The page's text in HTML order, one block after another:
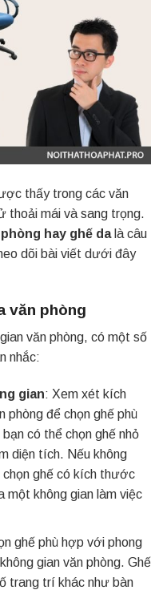
thấy trong các văn
thoải mái và sang trọng.
hay ghế dalà câu
dõi bài viết dưới đây
văn phòng
văn phòng, có một số
nhắc:
gian: Xem xét kích
phòng để chọn ghế phù
có thể chọn ghế nhỏ
diện tích. Nếu không
ghế có kích thước
một không gian làm việc
ghế phù hợp với phong
gian văn phòng. Ghế
trang trí khác như bàn